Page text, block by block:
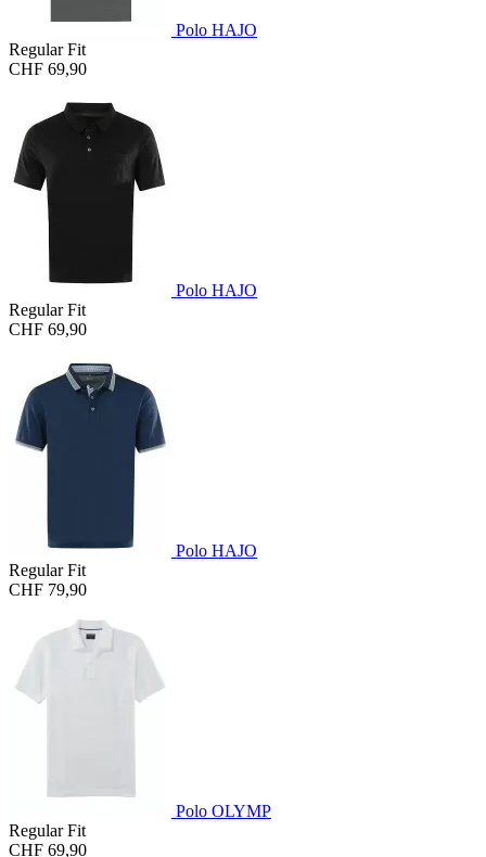
Polo HAJO
Regular Fit
CHF 69,90
Polo HAJO
Regular Fit
CHF 69,90
Polo HAJO
Regular Fit
CHF 79,90
Polo OLYMP
Regular Fit
CHF 69,90